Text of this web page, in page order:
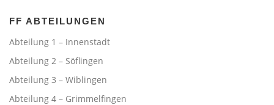
FF ABTEILUNGEN
Abteilung 1 – Innenstadt
Abteilung 2 – Söflingen
Abteilung 3 – Wiblingen
Abteilung 4 – Grimmelfingen